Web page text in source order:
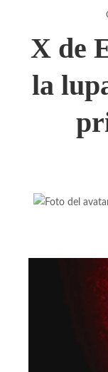
X de
la